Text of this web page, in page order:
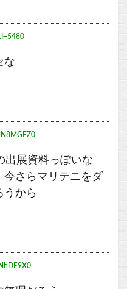
な
出展資料っぽいな
今さらマリテニをダ
うから